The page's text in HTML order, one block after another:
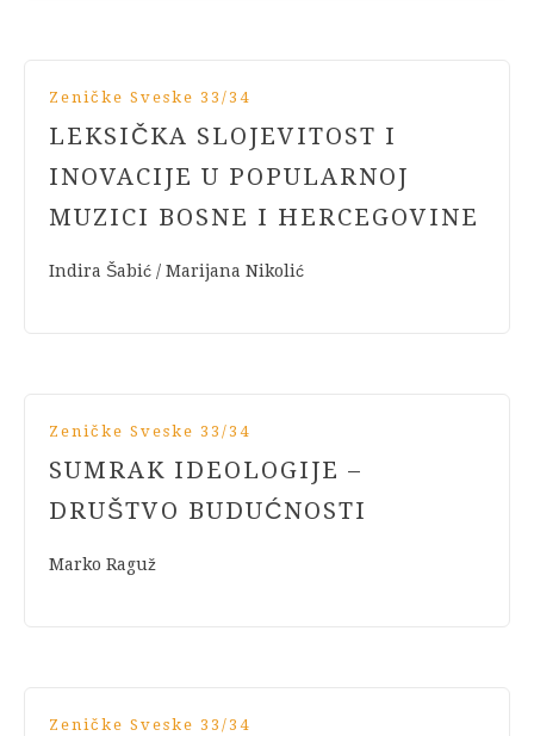
Zeničke Sveske 33/34
LEKSIČKA SLOJEVITOST I
INOVACIJE U POPULARNOJ
MUZICI BOSNE I HERCEGOVINE
Indira Šabić / Marijana Nikolić
Zeničke Sveske 33/34
SUMRAK IDEOLOGIJE –
DRUŠTVO BUDUĆNOSTI
Marko Raguž
Zeničke Sveske 33/34